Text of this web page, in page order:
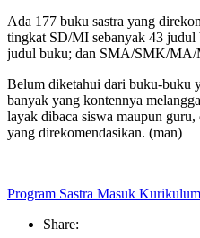
Ada 177 buku sastra yang
tingkat SD/MI sebanyak 43
judul buku; dan SMA/SMK/MA/
Belum diketahui dari buku-buku
banyak yang kontennya
layak dibaca siswa maupun
yang direkomendasikan. (man)
Program Sastra Masuk Kurikulum
Share: